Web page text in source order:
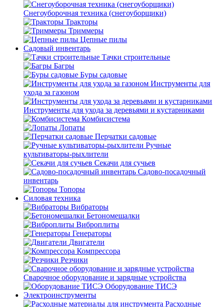
Снегоуборочная техника (снегоуборщики)
Тракторы
Триммеры
Цепные пилы
Садовый инвентарь
Тачки строительные
Багры
Буры садовые
Инструменты для
ухода за газоном
Инструменты для ухода за деревьями и кустарниками
Комбисистема
Лопаты
Перчатки садовые
Ручные
культиваторы-рыхлители
Секачи для сучьев
Садово-посадочный
инвентарь
Топоры
Силовая техника
Вибраторы
Бетономешалки
Виброплиты
Генераторы
Двигатели
Компрессора
Резчики
Сварочное оборудование и зарядные устройства
Оборудование ТИСЭ
Электроинструменты
Расходные